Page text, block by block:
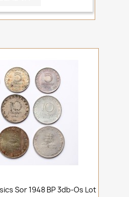
Sor 1948 BP 3db-Os Lot